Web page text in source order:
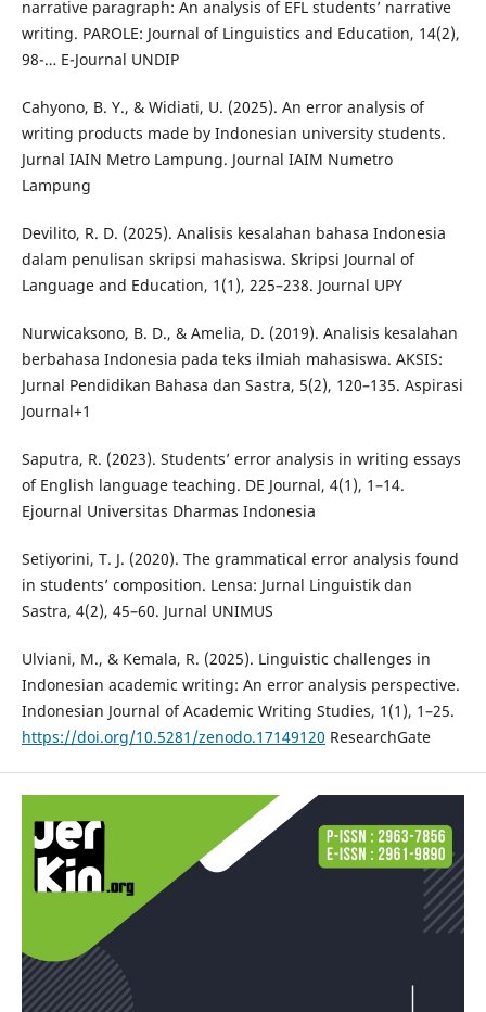
narrative paragraph: An analysis of EFL students’ narrative
writing. PAROLE: Journal of Linguistics and Education, 14(2),
98-… E-Journal UNDIP
Cahyono, B. Y., & Widiati, U. (2025). An error analysis of
writing products made by Indonesian university students.
Jurnal IAIN Metro Lampung. Journal IAIM Numetro
Lampung
Devilito, R. D. (2025). Analisis kesalahan bahasa Indonesia
dalam penulisan skripsi mahasiswa. Skripsi Journal of
Language and Education, 1(1), 225–238. Journal UPY
Nurwicaksono, B. D., & Amelia, D. (2019). Analisis kesalahan
berbahasa Indonesia pada teks ilmiah mahasiswa. AKSIS:
Jurnal Pendidikan Bahasa dan Sastra, 5(2), 120–135. Aspirasi
Journal+1
Saputra, R. (2023). Students’ error analysis in writing essays
of English language teaching. DE Journal, 4(1), 1–14.
Ejournal Universitas Dharmas Indonesia
Setiyorini, T. J. (2020). The grammatical error analysis found
in students’ composition. Lensa: Jurnal Linguistik dan
Sastra, 4(2), 45–60. Jurnal UNIMUS
Ulviani, M., & Kemala, R. (2025). Linguistic challenges in
Indonesian academic writing: An error analysis perspective.
Indonesian Journal of Academic Writing Studies, 1(1), 1–25.
https://doi.org/10.5281/zenodo.17149120 ResearchGate